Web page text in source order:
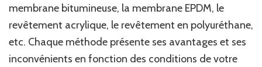
membrane bitumineuse, la membrane EPDM, le
revêtement acrylique, le revêtement en polyuréthane,
etc. Chaque méthode présente ses avantages et ses
inconvénients en fonction des conditions de votre